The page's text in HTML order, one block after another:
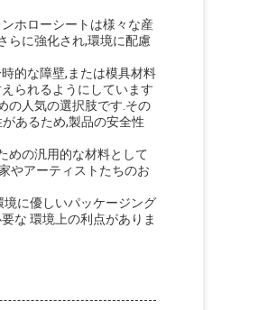
ホローシートは様々な産
らに強化され,環境に配慮
的な障壁,または模具材料
られるようにしています
の人気の選択肢です.その
あるため,製品の安全性
めの汎用的な材料として
やアーティストたちのお
に優しいパッケージング
な 環境上の利点がありま